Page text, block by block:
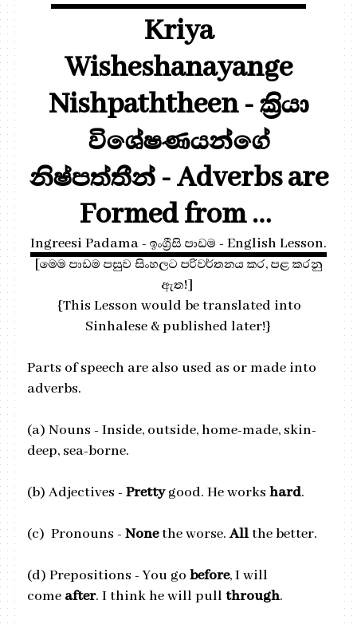
Kriya
Wisheshanayange
Nishpaththeen - ක්‍රියා
විශේෂණයන්ගේ
නිෂ්පත්තීන් - Adverbs are
Formed from …
Ingreesi Padama - ඉංග්‍රීසි පාඩම - English Lesson.
[මෙම පාඩම පසුව සිංහලට පරිවර්තනය කර, පළ කරනු
ඇත!]
{This Lesson would be translated into
Sinhalese & published later!}
Parts of speech are also used as or made into
adverbs.
(a) Nouns - Inside, outside, home-made, skin-
deep, sea-borne.
(b) Adjectives -Prettygood. He workshard.
(c) Pronouns -Nonethe worse.Allthe better.
(d) Prepositions - You gobefore, I will
come after. I think he will pullthrough.